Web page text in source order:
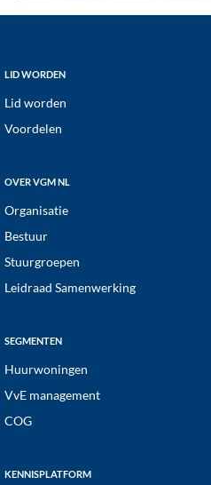
Footer
LID WORDEN
Lid worden
Voordelen
OVER VGM NL
Organisatie
Bestuur
Stuurgroepen
Leidraad Samenwerking
SEGMENTEN
Huurwoningen
VvE management
COG
KENNISPLATFORM